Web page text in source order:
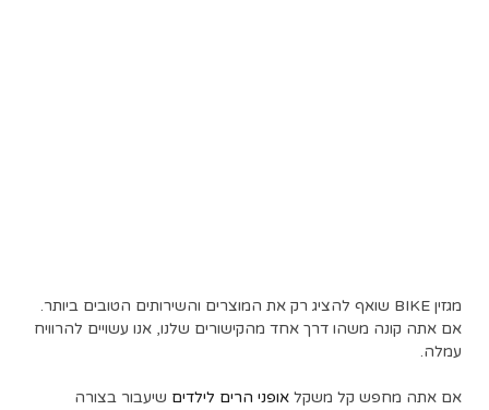
מגזין BIKE שואף להציג רק את המוצרים והשירותים הטובים ביותר.
אם אתה קונה משהו דרך אחד מהקישורים שלנו, אנו עשויים להרוויח
עמלה.
אם אתה מחפש קל משקל אופני הרים לילדים שיעבור בצורה